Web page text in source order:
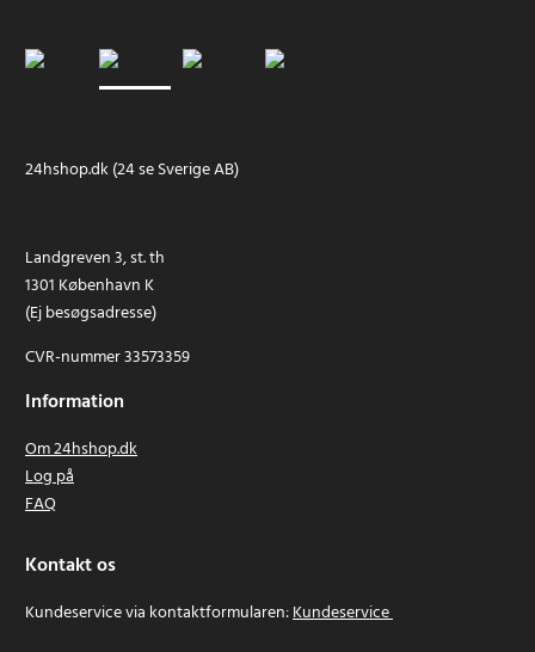
24hshop.dk (24 se Sverige AB)
Landgreven 3, st. th
1301 København K
(Ej besøgsadresse)
CVR-nummer 33573359
Information
Om 24hshop.dk
Log på
FAQ
Kontakt os
Kundeservice via kontaktformularen:Kundeservice